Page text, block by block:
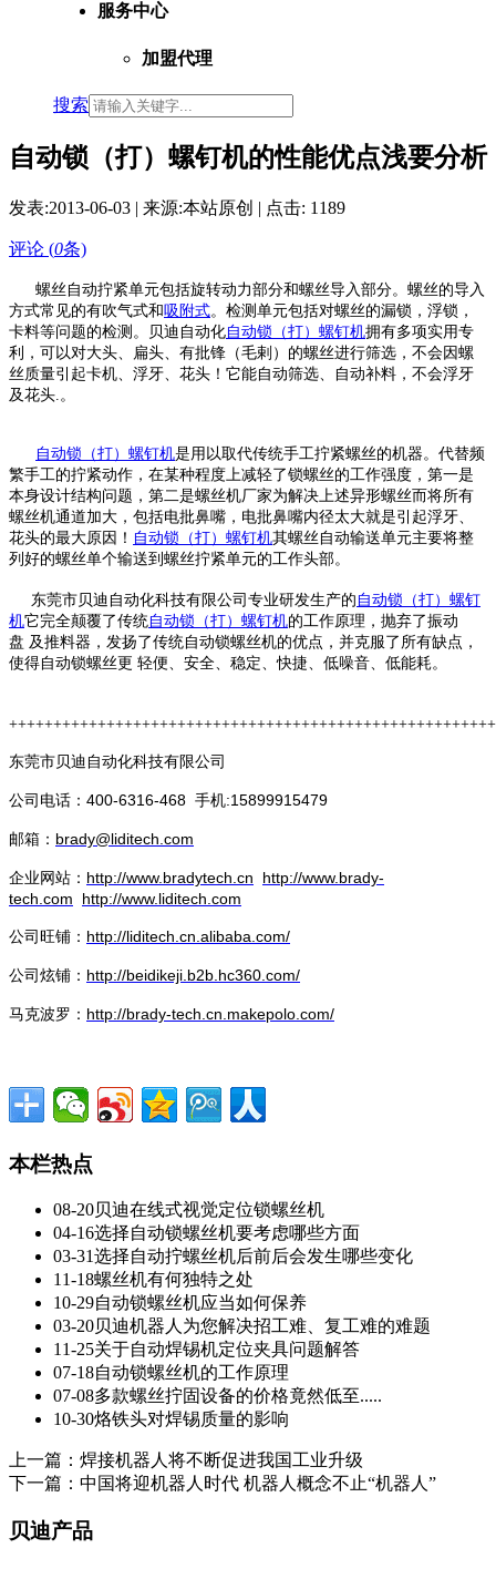
服务中心
加盟代理
搜索
自动锁（打）螺钉机的性能优点浅要分析
发表:2013-06-03 | 来源:本站原创 | 点击: 1189
评论 (0条)
螺丝自动拧紧单元包括旋转动力部分和螺丝导入部分。螺丝的导入
方式常见的有吹气式和 吸附式。检测单元包括对螺丝的漏锁，浮锁，
卡料等问题的检测。贝迪自动化自动锁（打）螺钉机拥有多项实用专
利，可以对大头、扁头、有批锋（毛剌）的螺丝进行筛选，不会因螺
丝质量引起卡机、浮牙、花头！它能自动筛选、自动补料，不会浮牙
及花头.。
自动锁（打）螺钉机是用以取代传统手工拧紧螺丝的机器。代替频
繁手工的拧紧动作，在某种程度上减轻了锁螺丝的工作强度，第一是
本身设计结构问题，第二是螺丝机厂家为解决上述异形螺丝而将所有
螺丝机通道加大，包括电批鼻嘴，电批鼻嘴内径太大就是引起浮牙、
花头的最大原因！ 自动锁（打）螺钉机其螺丝自动输送单元主要将整
列好的螺丝单个输送到螺丝拧紧单元的工作头部。
东莞市贝迪自动化科技有限公司专业研发生产的 自动锁（打）螺钉
机它完全颠覆了传统自动锁（打）螺钉机的工作原理，抛弃了振动
盘 及推料器，发扬了传统自动锁螺丝机的优点，并克服了所有缺点，
使得自动锁螺丝更 轻便、安全、稳定、快捷、低噪音、低能耗。
东莞市贝迪自动化科技有限公司
公司电话：400-6316-468 手机:15899915479
邮箱： brady@liditech.com
企业网站： http://www.bradytech.cn
http://www.brady-
tech.com
http://www.liditech.com
公司旺铺： http://liditech.cn.alibaba.com/
公司炫铺： http://beidikeji.b2b.hc360.com/
马克波罗： http://brady-tech.cn.makepolo.com/
本栏热点
08-20贝迪在线式视觉定位锁螺丝机
04-16选择自动锁螺丝机要考虑哪些方面
03-31选择自动拧螺丝机后前后会发生哪些变化
11-18螺丝机有何独特之处
10-29自动锁螺丝机应当如何保养
03-20贝迪机器人为您解决招工难、复工难的难题
11-25关于自动焊锡机定位夹具问题解答
07-18自动锁螺丝机的工作原理
07-08多款螺丝拧固设备的价格竟然低至.....
10-30烙铁头对焊锡质量的影响
上一篇： 焊接机器人将不断促进我国工业升级
下一篇： 中国将迎机器人时代 机器人概念不止“机器人”
贝迪产品